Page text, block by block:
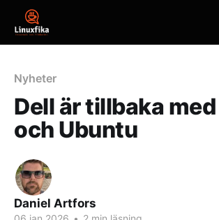
Nyheter
Dell är tillbaka med
och Ubuntu
Daniel Artfors